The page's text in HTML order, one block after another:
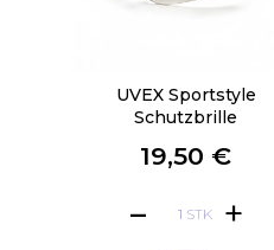
UVEX Sportstyle
Schutzbrille
19,50 €
STK